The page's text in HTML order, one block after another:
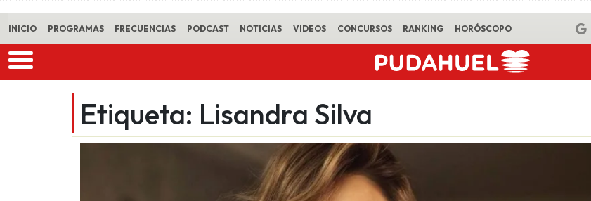
INICIO PROGRAMAS FRECUENCIAS PODCAST NOTICIAS VIDEOS CONCURSOS RANKING HORÓSCOPO
Etiqueta: Lisandra Silva